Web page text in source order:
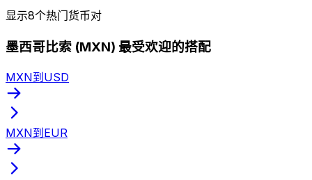
显示8个热门货币对
墨西哥比索 (MXN) 最受欢迎的搭配
MXN到USD
MXN到EUR